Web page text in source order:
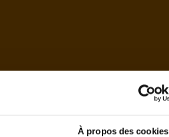
À propos des cookies